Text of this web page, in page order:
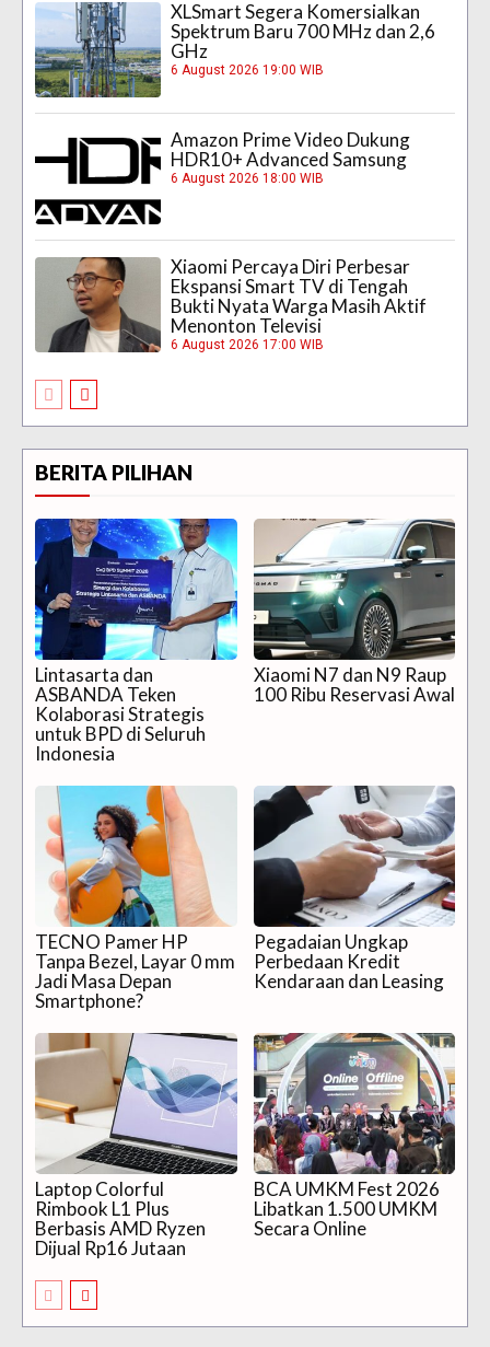
XLSmart Segera Komersialkan
Spektrum Baru 700 MHz dan 2,6
GHz
6 August 2026 19:00 WIB
Amazon Prime Video Dukung
HDR10+ Advanced Samsung
6 August 2026 18:00 WIB
Xiaomi Percaya Diri Perbesar
Ekspansi Smart TV di Tengah
Bukti Nyata Warga Masih Aktif
Menonton Televisi
6 August 2026 17:00 WIB
BERITA PILIHAN
Lintasarta dan
ASBANDA Teken
Kolaborasi Strategis
untuk BPD di Seluruh
Indonesia
Xiaomi N7 dan N9 Raup
100 Ribu Reservasi Awal
TECNO Pamer HP
Tanpa Bezel, Layar 0 mm
Jadi Masa Depan
Smartphone?
Pegadaian Ungkap
Perbedaan Kredit
Kendaraan dan Leasing
Laptop Colorful
Rimbook L1 Plus
Berbasis AMD Ryzen
Dijual Rp16 Jutaan
BCA UMKM Fest 2026
Libatkan 1.500 UMKM
Secara Online